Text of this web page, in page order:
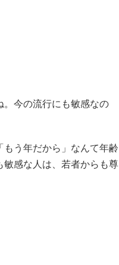
。今の流行にも敏感なの
う年だから」なんて年齢
感な人は、若者からも尊